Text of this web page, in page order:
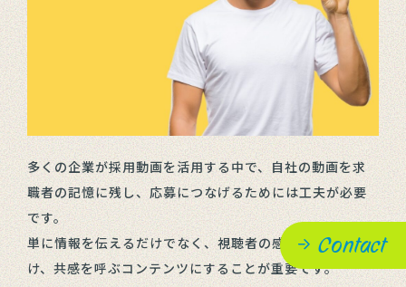
Contact
多くの企業が採用動画を活用する中で、自社の動画を求
職者の記憶に残し、応募につなげるためには工夫が必要
です。
単に情報を伝えるだけでなく、視聴者の感情に訴えか
け、共感を呼ぶコンテンツにすることが重要です。